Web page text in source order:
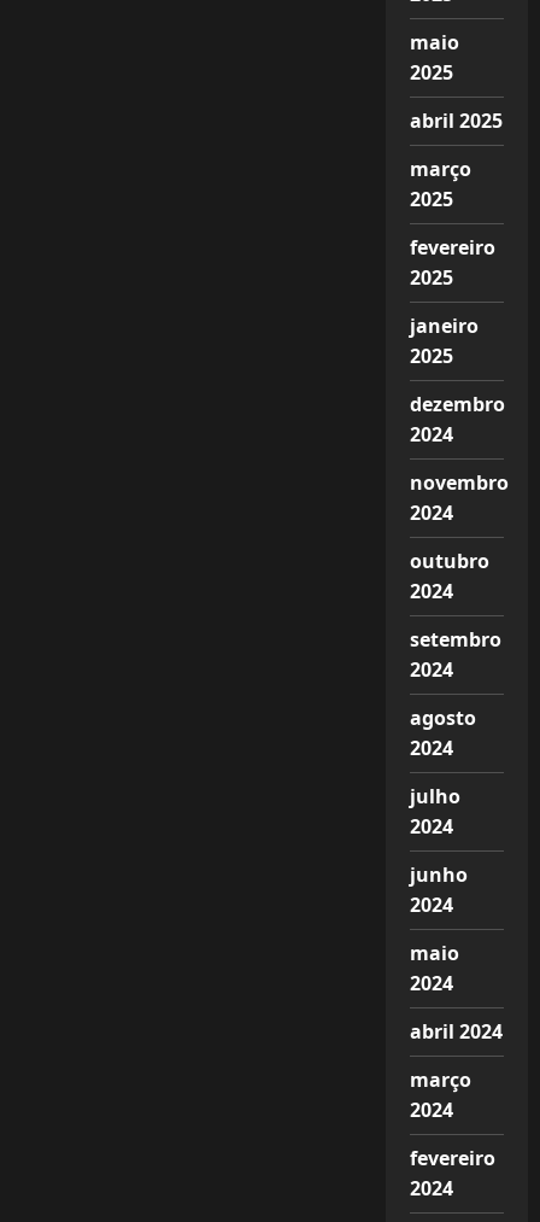
maio
2025
abril 2025
março
2025
fevereiro
2025
janeiro
2025
dezembro
2024
novembro
2024
outubro
2024
setembro
2024
agosto
2024
julho
2024
junho
2024
maio
2024
abril 2024
março
2024
fevereiro
2024